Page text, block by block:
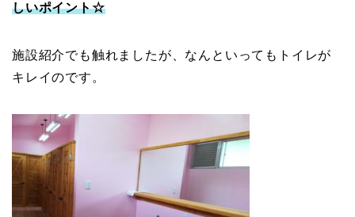
しいポイント☆
施設紹介でも触れましたが、なんといってもトイレが
キレイのです。